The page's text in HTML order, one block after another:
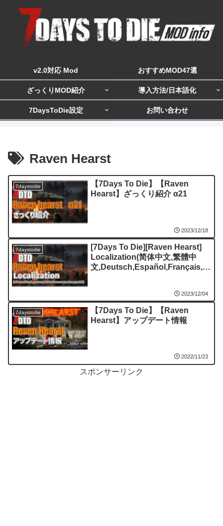
v2.0対応 Mod おすすめMOD47選
ざっくりMOD紹介 導入方法/日本語化
7DaysToDie設定 お問い合わせ
Raven Hearst
7daystodie
【7Days To Die】【Raven
Hearst】ざっくり紹介 α21
2023/12/18
7daystodie
[7Days To Die][Raven Hearst]
Localization(简体中文,繁體中
文,Deutsch,Español,Français,It
2023/12/04
7daystodie
【7Days To Die】【Raven
Hearst】アップデート情報
2022/11/23
スポンサーリンク